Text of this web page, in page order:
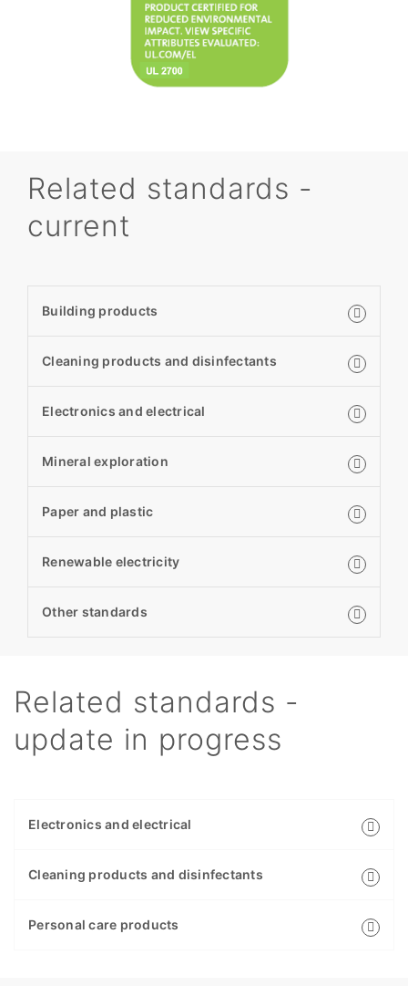
Related standards -
current
Building products
Cleaning products and disinfectants
Electronics and electrical
Mineral exploration
Paper and plastic
Renewable electricity
Other standards
Related standards -
update in progress
Electronics and electrical
Cleaning products and disinfectants
Personal care products